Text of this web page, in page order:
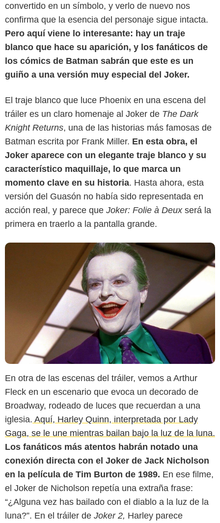
convertido en un símbolo, y verlo de nuevo nos
confirma que la esencia del personaje sigue intacta.
Pero aquí viene lo interesante: hay un traje
blanco que hace su aparición, y los fanáticos de
los cómics de Batman sabrán que este es un
guiño a una versión muy especial del Joker.
El traje blanco que luce Phoenix en una escena del
tráiler es un claro homenaje al Joker de The Dark
Knight Returns, una de las historias más famosas de
Batman escrita por Frank Miller. En esta obra, el
Joker aparece con un elegante traje blanco y su
característico maquillaje, lo que marca un
momento clave en su historia. Hasta ahora, esta
versión del Guasón no había sido representada en
acción real, y parece que Joker: Folie à Deuxserá la
primera en traerlo a la pantalla grande.
Cultura Ocio
En otra de las escenas del tráiler, vemos a Arthur
Fleck en un escenario que evoca un decorado de
Broadway, rodeado de luces que recuerdan a una
iglesia. Aquí, Harley Quinn, interpretada por Lady
Gaga, se le une mientras bailan bajo la luz de la luna.
Los fanáticos más atentos habrán notado una
conexión directa con el Joker de Jack Nicholson
en la película de Tim Burton de 1989. En ese filme,
el Joker de Nicholson repetía una extraña frase:
“¿Alguna vez has bailado con el diablo a la luz de la
luna?”. En el tráiler de Joker 2, Harley parece
Parade.com